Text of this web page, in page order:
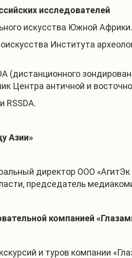
исследователей
искусства Южной Африки.
Института
(дистанционного
Центра античной и
RSSDA.
Азии»
директор ООО
председатель
компанией
и туров компании